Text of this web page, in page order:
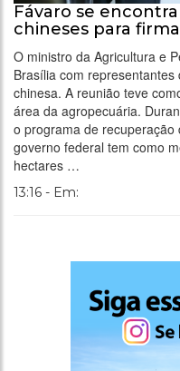
Fávaro se
chineses para
O ministro da Agricultura e
Brasília com
chinesa. A reunião teve
área da agropecuária.
o programa de
governo federal tem como
hectares …
13:16 - Em: